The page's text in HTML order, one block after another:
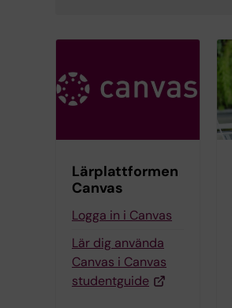
Lärplattformen
Canvas
Logga in i Canvas
Lär dig använda
Canvas i Canvas
studentguide